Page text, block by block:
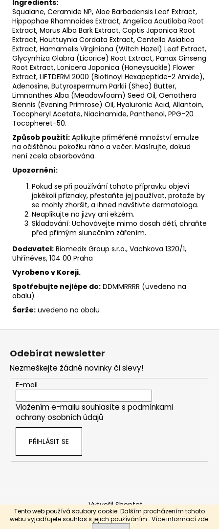
Tento web používá soubory cookie. Dalším procházením tohoto
webu vyjadřujete souhlas s jejich používáním.. Více informací zde.
Ingredients:
Squalane, Ceramide NP, Aloe Barbadensis Leaf Extract,
Hippophae Rhamnoides Extract, Angelica Acutiloba Root
Extract, Morus Alba Bark Extract, Coptis Japonica Root
Extract, Houttuynia Cordata Extract, Centella Asiatica
Extract, Hamamelis Virginiana (Witch Hazel) Leaf Extract,
Glycyrrhiza Glabra (Licorice) Root Extract, Panax Ginseng
Root Extract, Lonicera Japonica (Honeysuckle) Flower
Extract, LIFTDERM 2000 (Biotinoyl Hexapeptide-2 Amide),
Adenosine, Butyrospermum Parkii (Shea) Butter,
Limnanthes Alba (Meadowfoam) Seed Oil, Oenothera
Biennis (Evening Primrose) Oil, Hyaluronic Acid, Allantoin,
Tocopheryl Acetate, Niacinamide, Panthenol, PPG-20
Tocopheret-50.
Způsob použití: Aplikujte přiměřené množství emulze
na očištěnou pokožku ráno a večer. Masírujte, dokud
není zcela absorbována.
Upozornění:
Pokud se při používání tohoto přípravku objeví
jakékoli příznaky, přestaňte jej používat, protože by
se mohly zhoršit, a ihned navštivte dermatologa.
Neaplikujte na jizvy ani ekzém.
Skladování: Uchovávejte mimo dosah dětí, chraňte
před přímým slunečním zářením.
Dodavatel: Biomedix Group s.r.o., Vachkova 1320/1,
Uhříněves, 104 00 Praha
Vyrobeno v Koreji.
Spotřebujte nejlépe do: DDMMRRRR (uvedeno na
obalu)
Šarže: uvedeno na obalu
Z
Odebírat newsletter
Nezmeškejte žádné novinky či slevy!
E-mail
Vložením e-mailu souhlasíte s podmínkami
ochrany osobních údajů
PŘIHLÁSIT SE
Vytvořil Shoptet
Copyright 2026Biomedix.cz - e-shop s doplňky stravy